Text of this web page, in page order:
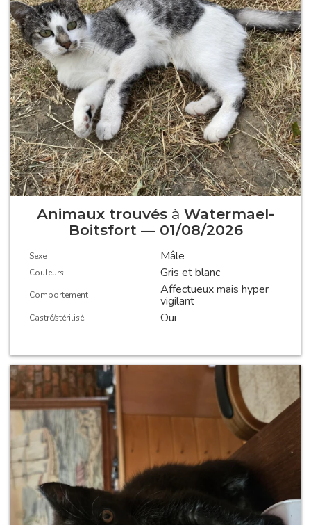
Animaux trouvés à Watermael-
Boitsfort — 01/08/2026
Sexe Mâle
Couleurs Gris et blanc
Comportement Affectueux mais hyper
vigilant
Castré/stérilisé Oui